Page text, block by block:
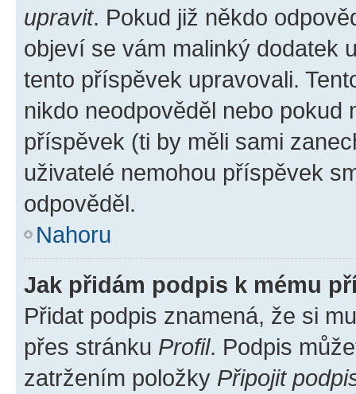
upravit. Pokud již někdo
objeví se vám malinký dodatek
tento příspěvek upravovali.
nikdo neodpověděl nebo pokud
příspěvek (ti by měli sami
uživatelé nemohou příspěvek
odpověděl.
Nahoru
Jak přidám podpis k mému
Přidat podpis znamená, že si
přes stránku Profil. Podpis
zatržením položky Připojit